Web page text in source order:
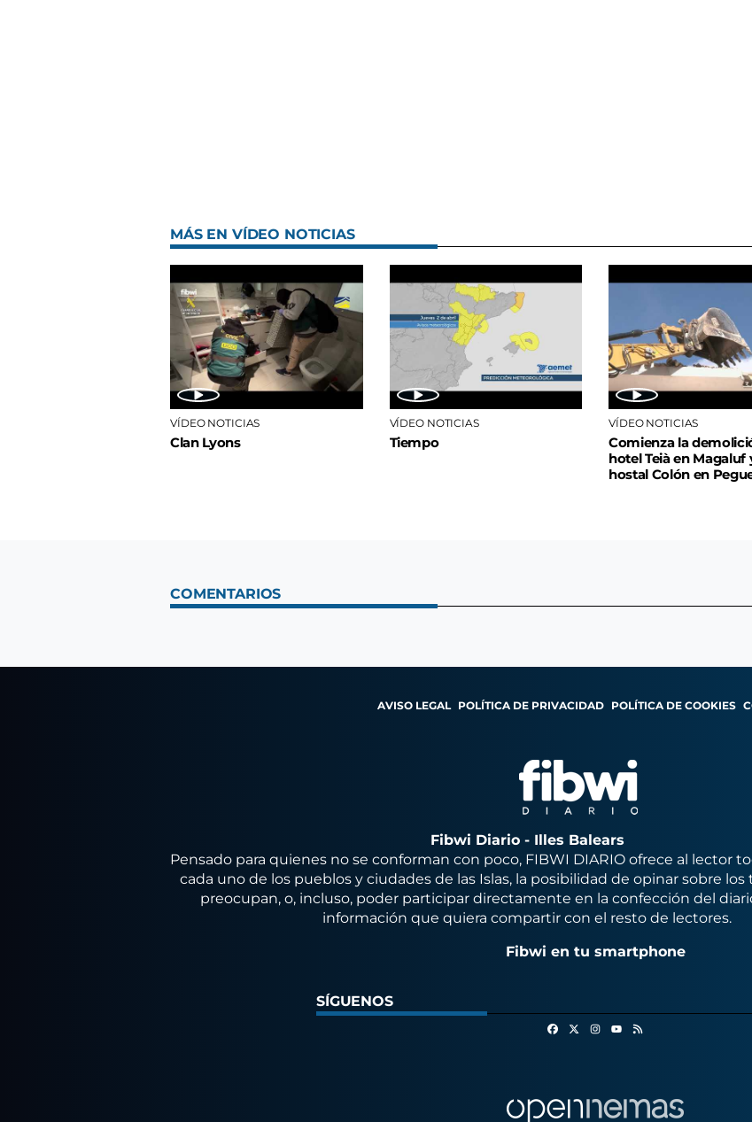
MÁS EN VÍDEO NOTICIAS
VÍDEO NOTICIAS
Clan Lyons
VÍDEO NOTICIAS
Tiempo
VÍDEO NOTICIAS
Comienza la
hotel Teià en Magaluf
hostal Colón en
COMENTARIOS
AVISO LEGAL POLÍTICA DE PRIVACIDAD POLÍTICA DE COOKIES
Fibwi Diario - Illes Balears
Pensado para quienes no se conforman con poco, FIBWI DIARIO ofrece al lector
cada uno de los pueblos y ciudades de las Islas, la posibilidad de opinar sobre
preocupan, o, incluso, poder participar directamente en la confección del
información que quiera compartir con el resto de lectores.
Fibwi en tu smartphone
SÍGUENOS
FacebookInstagram